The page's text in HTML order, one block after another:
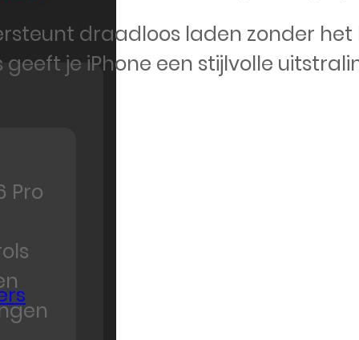
draadloos laden zonder het
je iPhone een stijlvolle
Pro